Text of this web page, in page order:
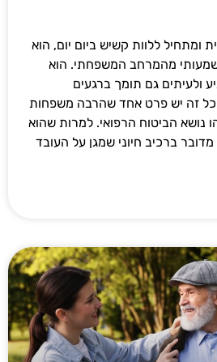
ומתחיל ללוות קשיש ביום יום, הוא
מהמרחב המשפחתי. הוא
ולעיתים גם תומך ברגעים
כל זה יש פרט אחד שהרבה משפחות
נושא הביטוח הרפואי. למרות שהוא
ברכיב חיוני שמגן על העובד